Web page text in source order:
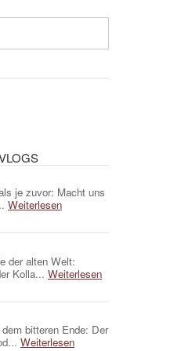
je zuvor: Macht uns
Weiterlesen
der alten Welt:
Kolla... Weiterlesen
bitteren Ende: Der
Weiterlesen